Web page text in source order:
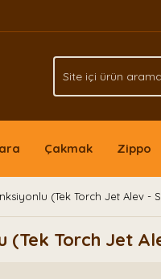
Çakmak Zippo
(Tek Torch Jet Alev -
(Tek Torch Jet